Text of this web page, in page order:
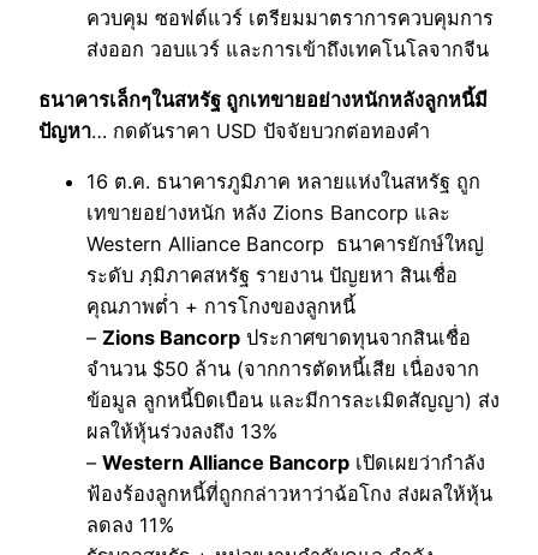
ควบคุม ซอฟต์แวร์ เตรียมมาตราการควบคุมการ
ส่งออก วอบแวร์ และการเข้าถึงเทคโนโลจากจีน
ธนาคารเล็กๆในสหรัฐ ถูกเทขายอย่างหนักหลังลูกหนี้มี
ปัญหา… กดดันราคา USD ปัจจัยบวกต่อทองคำ
16 ต.ค. ธนาคารภูมิภาค หลายแห่งในสหรัฐ ถูก
เทขายอย่างหนัก หลัง Zions Bancorp และ
Western Alliance Bancorp ธนาคารยักษ์ใหญ่
ระดับ ภฺมิภาคสหรัฐ รายงาน ปัญยหา สินเชื่อ
คุณภาพต่ำ + การโกงของลูกหนี้
– Zions Bancorp ประกาศขาดทุนจากสินเชื่อ
จำนวน $50 ล้าน (จากการตัดหนี้เสีย เนื่องจาก
ข้อมูล ลูกหนี้บิดเบือน และมีการละเมิดสัญญา) ส่ง
ผลให้หุ้นร่วงลงถึง 13%
– Western Alliance Bancorp เปิดเผยว่ากำลัง
ฟ้องร้องลูกหนี้ที่ถูกกล่าวหาว่าฉ้อโกง ส่งผลให้หุ้น
ลดลง 11%